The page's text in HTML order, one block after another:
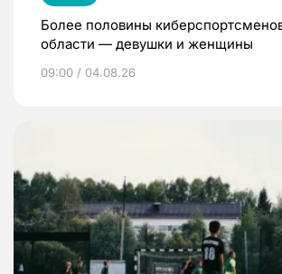
Более половины
области — девушки и женщины
09:00 / 04.08.26